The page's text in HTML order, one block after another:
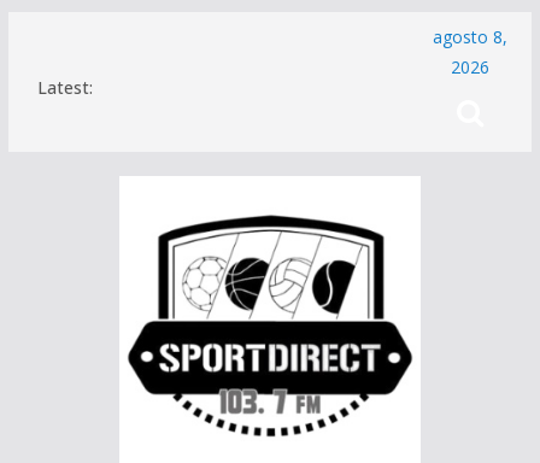
contenido
Latest:
agosto 8,
2026